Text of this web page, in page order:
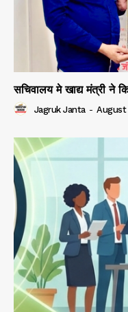
सचिवालय मे खाद्य मंत्री ने
Jagruk Janta - August